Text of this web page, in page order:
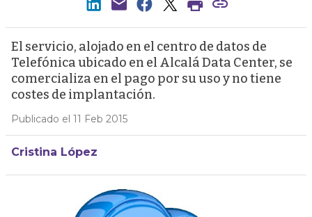
El servicio, alojado en el centro de datos de
Telefónica ubicado en el Alcalá Data Center, se
comercializa en el pago por su uso y no tiene
costes de implantación.
Publicado el 11 Feb 2015
Cristina López